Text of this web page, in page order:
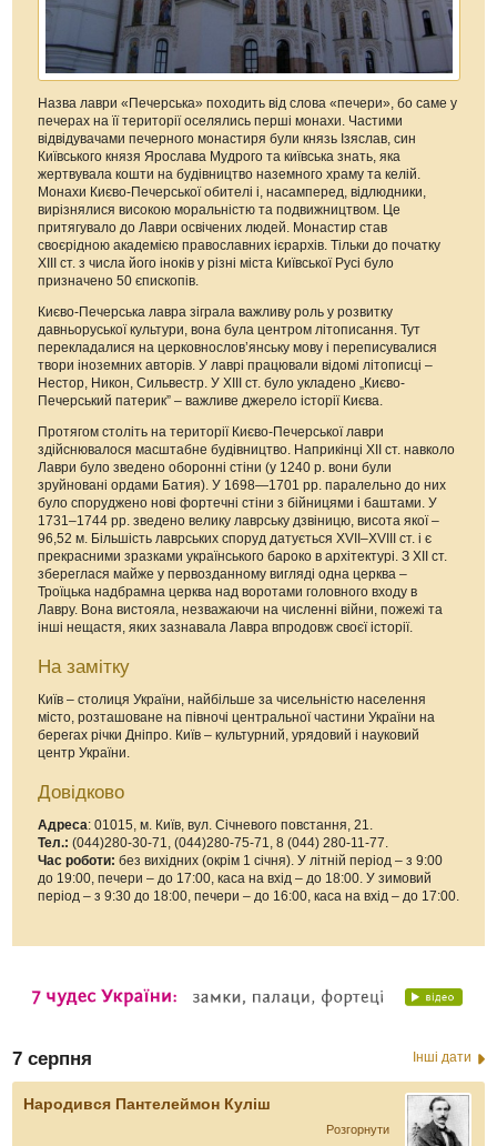
Назва лаври «Печерська» походить від слова «печери», бо саме у
печерах на її території оселялись перші монахи. Частими
відвідувачами печерного монастиря були князь Ізяслав, син
Київського князя Ярослава Мудрого та київська знать, яка
жертвувала кошти на будівництво наземного храму та келій.
Монахи Києво-Печерської обителі і, насамперед, відлюдники,
вирізнялися високою моральністю та подвижництвом. Це
притягувало до Лаври освічених людей. Монастир став
своєрідною академією православних ієрархів. Тільки до початку
XIII ст. з числа його іноків у різні міста Київської Русі було
призначено 50 єпископів.
Києво-Печерська лавра зіграла важливу роль у розвитку
давньоруської культури, вона була центром літописання. Тут
перекладалися на церковнослов’янську мову і переписувалися
твори іноземних авторів. У лаврі працювали відомі літописці –
Нестор, Никон, Сильвестр. У ХІІІ ст. було укладено „Києво-
Печерський патерик” – важливе джерело історії Києва.
Протягом століть на території Києво-Печерської лаври
здійснювалося масштабне будівництво. Наприкінці ХІІ ст. навколо
Лаври було зведено оборонні стіни (у 1240 р. вони були
зруйновані ордами Батия). У 1698—1701 рр. паралельно до них
було споруджено нові фортечні стіни з бійницями і баштами. У
1731–1744 рр. зведено велику лаврську дзвіницю, висота якої –
96,52 м. Більшість лаврських споруд датується XVII–XVIII ст. і є
прекрасними зразками українського бароко в архітектурі. З XII ст.
збереглася майже у первозданному вигляді одна церква –
Троїцька надбрамна церква над воротами головного входу в
Лавру. Вона вистояла, незважаючи на численні війни, пожежі та
інші нещастя, яких зазнавала Лавра впродовж своєї історії.
На замітку
Київ – столиця України, найбільше за чисельністю населення
місто, розташоване на півночі центральної частини України на
берегах річки Дніпро. Київ – культурний, урядовий і науковий
центр України.
Довідково
Адреса: 01015, м. Київ, вул. Січневого повстання, 21.
Тел.: (044)280-30-71, (044)280-75-71, 8 (044) 280-11-77.
Час роботи: без вихідних (окрім 1 січня). У літній період – з 9:00
до 19:00, печери – до 17:00, каса на вхід – до 18:00. У зимовий
період – з 9:30 до 18:00, печери – до 16:00, каса на вхід – до 17:00.
7 серпня Інші дати
Народився Пантелеймон Куліш
Розгорнути